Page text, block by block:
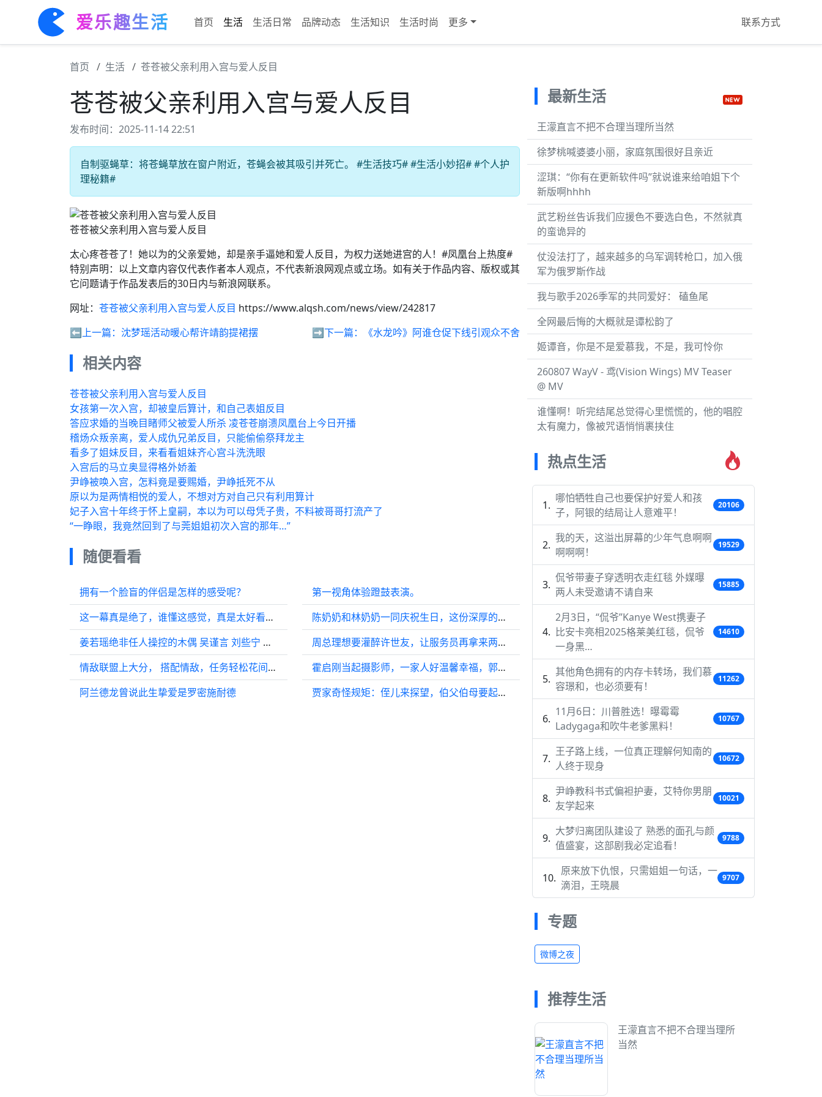
爱乐趣生活 首页 生活 生活日常 品牌动态 生活知识 生活时尚 更多 联系方式
首页 生活 苍苍被父亲利用入宫与爱人反目
苍苍被父亲利用入宫与爱人反目
发布时间：2025-11-14 22:51
自制驱蝇草：将苍蝇草放在窗户附近，苍蝇会被其吸引并死亡。 #生活技巧# #生活小妙招# #个人护
理秘籍#
苍苍被父亲利用入宫与爱人反目
太心疼苍苍了！她以为的父亲爱她，却是亲手逼她和爱人反目，为权力送她进宫的人！#凤凰台上热度#
特别声明：以上文章内容仅代表作者本人观点，不代表新浪网观点或立场。如有关于作品内容、版权或其
它问题请于作品发表后的30日内与新浪网联系。
网址： 苍苍被父亲利用入宫与爱人反目 https://www.alqsh.com/news/view/242817
⬅️上一篇： 沈梦瑶活动暖心帮许靖韵提裙摆 ➡️下一篇： 《水龙吟》阿谁仓促下线引观众不舍
相关内容
苍苍被父亲利用入宫与爱人反目
女孩第一次入宫，却被皇后算计，和自己表姐反目
答应求婚的当晚目睹师父被爱人所杀 凌苍苍崩溃凤凰台上今日开播
稽炀众叛亲离，爱人成仇兄弟反目，只能偷偷祭拜龙主
看多了姐妹反目，来看看姐妹齐心宫斗洗洗眼
入宫后的马立奥显得格外娇羞
尹峥被唤入宫，怎料竟是要赐婚，尹峥抵死不从
原以为是两情相悦的爱人，不想对方对自己只有利用算计
妃子入宫十年终于怀上皇嗣，本以为可以母凭子贵，不料被哥哥打流产了
“一睁眼，我竟然回到了与莞姐姐初次入宫的那年…”
随便看看
拥有一个脸盲的伴侣是怎样的感受呢？
这一幕真是绝了，谁懂这感觉，真是太好看了！ 张凌赫
姜若瑶绝非任人操控的木偶 吴谨言 刘些宁 吴谨言
情敌联盟上大分， 搭配情敌，任务轻松花间令 刘学义 李歌洋 刘学义
阿兰德龙曾说此生挚爱是罗密施耐德
第一视角体验蹬鼓表演。
陈奶奶和林奶奶一同庆祝生日，这份深厚的闺蜜情感真让人羡慕！
周总理想要灌醉许世友，让服务员再拿来两瓶茅台！
霍启刚当起摄影师，一家人好温馨幸福，郭晶晶家庭工作两不误…
贾家奇怪规矩：侄儿来探望，伯父伯母要起立听话，外甥女不见舅舅
最新生活
王濛直言不把不合理当理所当然
徐梦桃喊婆婆小丽，家庭氛围很好且亲近
涩琪：“你有在更新软件吗”就说谁来给咱姐下个
新版啊hhhh
武艺粉丝告诉我们应援色不要选白色，不然就真
的蛮诡异的
仗没法打了，越来越多的乌军调转枪口，加入俄
军为俄罗斯作战
我与歌手2026季军的共同爱好： 磕鱼尾
全网最后悔的大概就是谭松韵了
姬谭音，你是不是爱慕我，不是，我可怜你
260807 WayV - 鸢(Vision Wings) MV Teaser
@ MV
谁懂啊！听完结尾总觉得心里慌慌的，他的唱腔
太有魔力，像被咒语悄悄裹挟住
热点生活
哪怕牺牲自己也要保护好爱人和孩
子，阿银的结局让人意难平！
20106
我的天，这溢出屏幕的少年气息啊啊
啊啊啊！
19529
侃爷带妻子穿透明衣走红毯 外媒曝
两人未受邀请不请自来
15885
2月3日，“侃爷”Kanye West携妻子
比安卡亮相2025格莱美红毯，侃爷
一身黑…
14610
其他角色拥有的内存卡转场，我们慕
容璟和，也必须要有！
11262
11月6日：川普胜选！曝霉霉
Ladygaga和吹牛老爹黑料！
10767
王子路上线，一位真正理解何知南的
人终于现身
10672
尹峥教科书式偏袒护妻，艾特你男朋
友学起来
10021
大梦归离团队建设了 熟悉的面孔与颜
值盛宴，这部剧我必定追看！
9788
原来放下仇恨，只需姐姐一句话，一
滴泪，王晓晨
9707
专题
微博之夜
推荐生活
王濛直言不把不合理当理所
当然